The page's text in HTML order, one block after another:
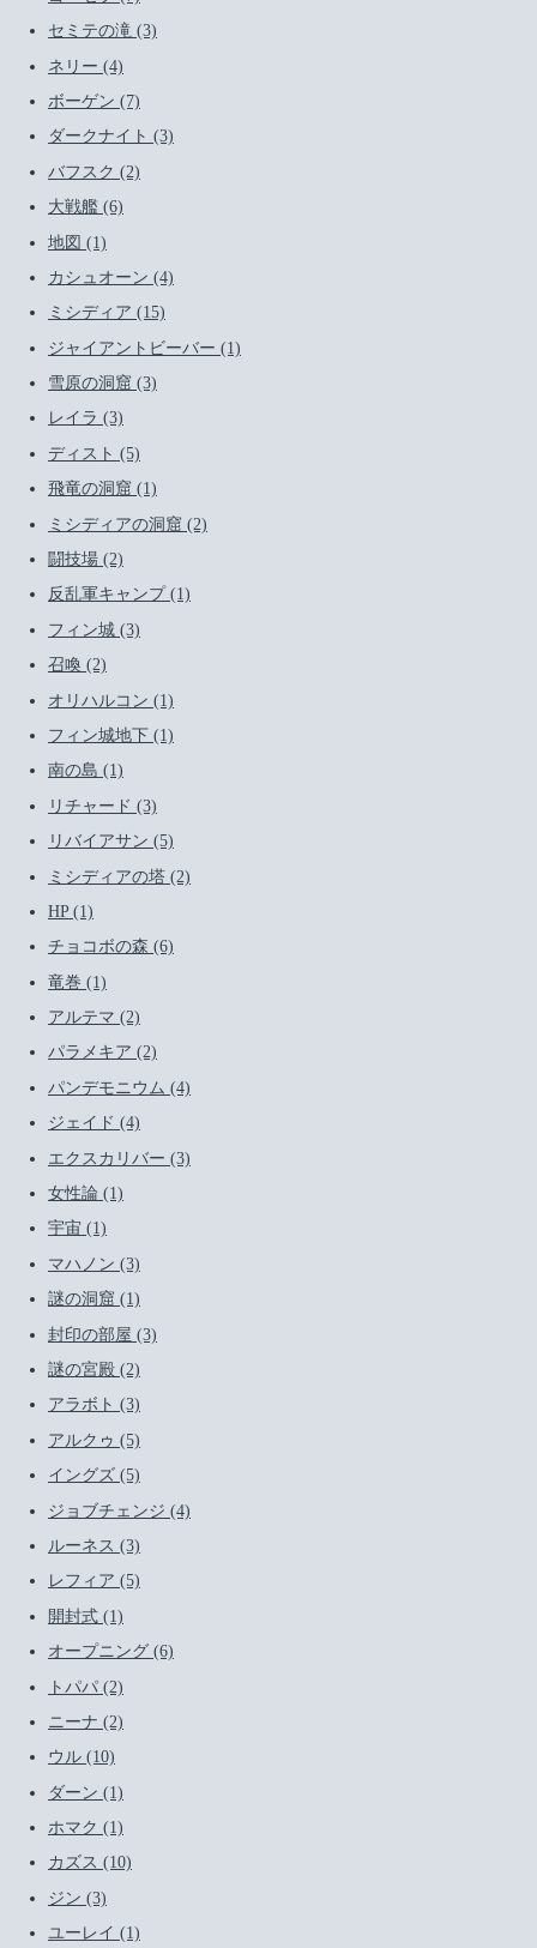
セミテの滝 (3)
ネリー (4)
ボーゲン (7)
ダークナイト (3)
バフスク (2)
大戦艦 (6)
地図 (1)
カシュオーン (4)
ミシディア (15)
ジャイアントビーバー (1)
雪原の洞窟 (3)
レイラ (3)
ディスト (5)
飛竜の洞窟 (1)
ミシディアの洞窟 (2)
闘技場 (2)
反乱軍キャンプ (1)
フィン城 (3)
召喚 (2)
オリハルコン (1)
フィン城地下 (1)
南の島 (1)
リチャード (3)
リバイアサン (5)
ミシディアの塔 (2)
HP (1)
チョコボの森 (6)
竜巻 (1)
アルテマ (2)
パラメキア (2)
パンデモニウム (4)
ジェイド (4)
エクスカリバー (3)
女性論 (1)
宇宙 (1)
マハノン (3)
謎の洞窟 (1)
封印の部屋 (3)
謎の宮殿 (2)
アラボト (3)
アルクゥ (5)
イングズ (5)
ジョブチェンジ (4)
ルーネス (3)
レフィア (5)
開封式 (1)
オープニング (6)
トパパ (2)
ニーナ (2)
ウル (10)
ダーン (1)
ホマク (1)
カズス (10)
ジン (3)
ユーレイ (1)